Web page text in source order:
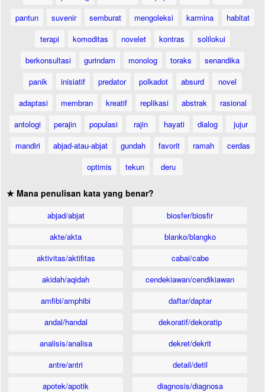
pantun
suvenir semburat mengoleksi karmina
habitat
terapi
komoditas novelet kontras
solilokui
berkonsultasi
gurindam monolog toraks
senandika
panik
inisiatif predator polkadot absurd
novel
adaptasi
membran kreatif replikasi abstrak
rasional
antologi
perajin populasi rajin hayati dialog
jujur
mandiri
abjad-atau-abjat gundah favorit ramah
cerdas
optimis
tekun deru
★ Mana penulisan kata yang benar?
abjad/abjat
akte/akta
aktivitas/aktifitas
akidah/aqidah
amfibi/amphibi
andal/handal
analisis/analisa
antre/antri
apotek/apotik
biosfer/biosfir
blanko/blangko
cabai/cabe
cendekiawan/cendikiawan
daftar/daptar
dekoratif/dekoratip
dekret/dekrit
detail/detil
diagnosis/diagnosa